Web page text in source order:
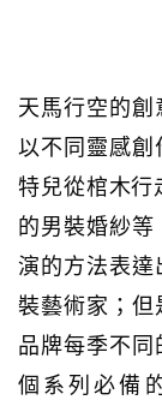
天馬行空的
以不同靈感
特兒從棺木行
的男裝婚紗
演的方法表
裝藝術家；
品牌每季不
個系列必備